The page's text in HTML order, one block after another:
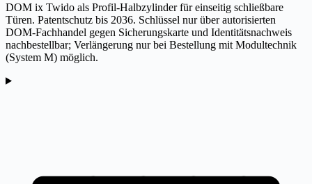
DOM ix Twido als Profil-Halbzylinder für einseitig schließbare
Türen. Patentschutz bis 2036. Schlüssel nur über autorisierten
DOM-Fachhandel gegen Sicherungskarte und Identitätsnachweis
nachbestellbar; Verlängerung nur bei Bestellung mit Modultechnik
(System M) möglich.